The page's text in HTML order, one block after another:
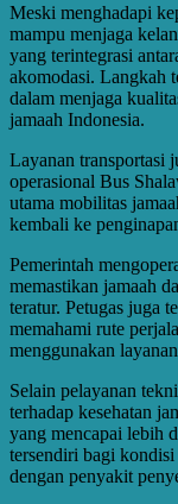
Meski menghadapi
mampu menjaga
yang terintegrasi
akomodasi. Langkah
dalam menjaga
jamaah Indonesia.
Layanan transportasi
operasional Bus
utama mobilitas
kembali ke
Pemerintah
memastikan jamaah
teratur. Petugas juga
memahami rute
menggunakan
Selain pelayanan
terhadap kesehatan
yang mencapai lebih
tersendiri bagi
dengan penyakit